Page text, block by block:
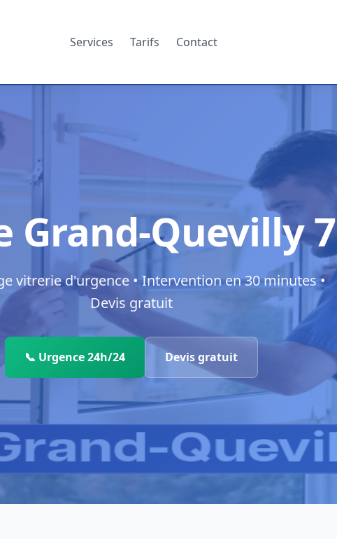
Services Tarifs Contact
Grand-Quevilly
vitrerie d'urgence • Intervention en 30 minutes •
Devis gratuit
📞 Urgence 24h/24 Devis gratuit